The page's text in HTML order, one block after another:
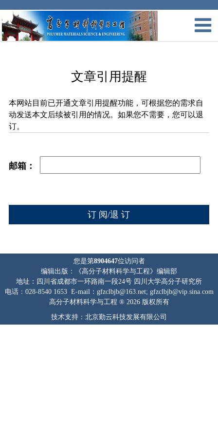
文章引用提醒
本网站目前已开通文章引用提醒功能，可根据您的需求自
动发送本文后续被引用的情况。如果您不需要，您可以退
订。
邮箱：
您是第8904647位访问者
编辑出版：《高分子材料科学与工程》编辑部
地址：四川省成都市一环路南一段24号 四川大学高分子研究所
电话：028-8540 1653 E-mail：gfzclbjb@163.net; gfzclbjb@vip.sina.com
高分子材料科学与工程 ® 2026 版权所有
技术支持：北京勤云科技发展有限公司